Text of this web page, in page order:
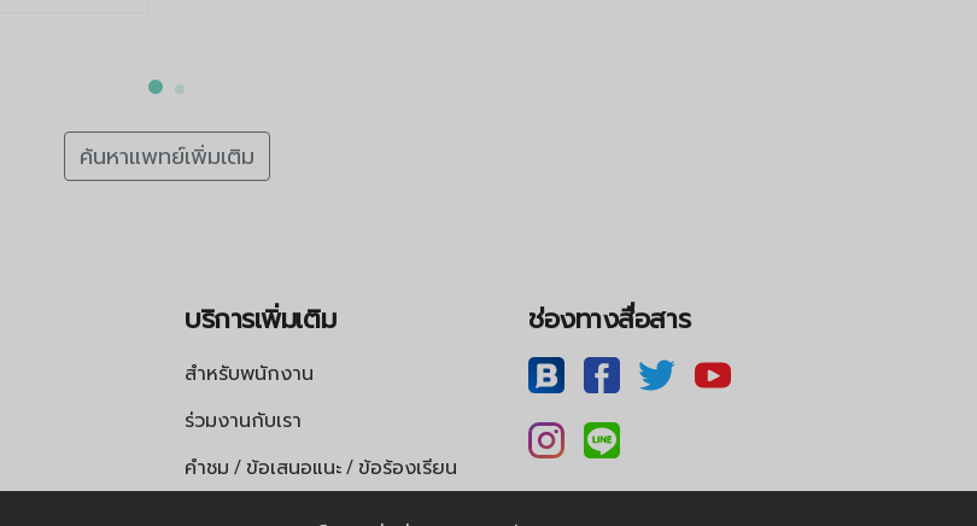
ค้นหาแพทย์เพิ่มเติม
บริการเพิ่มเติม
สำหรับพนักงาน
ร่วมงานกับเรา
คำชม / ข้อเสนอแนะ / ข้อร้องเรียน
ช่องทางสื่อสาร